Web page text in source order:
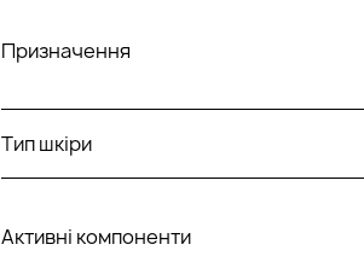
Призначення
Тип шкіри
Активні компоненти